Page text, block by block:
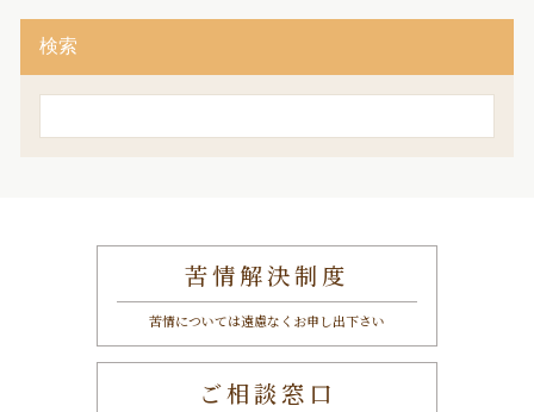
検索
苦情解決制度
苦情については遠慮なくお申し出下さい
ご相談窓口